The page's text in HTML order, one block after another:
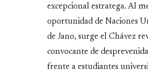
excepcional estratega. Al
oportunidad de Naciones
de Jano, surge el Chávez
convocante de
frente a estudiantes